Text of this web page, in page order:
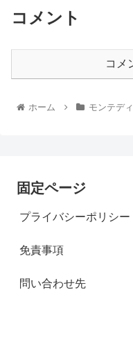
コメント
コメ
ホーム モンテデ
固定ページ
プライバシーポリシー
免責事項
問い合わせ先